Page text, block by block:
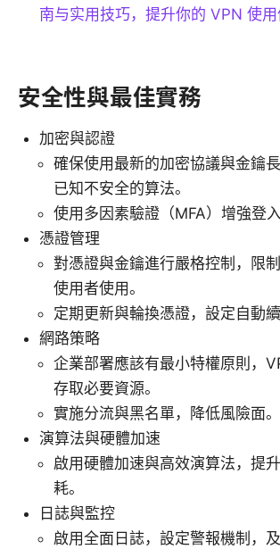
南与实用技巧，提升你的 VPN 使
安全性與最佳實務
加密與認證
確保使用最新的加密協議與金鑰
已知不安全的算法。
使用多因素驗證（MFA）增強登入
憑證管理
對憑證與金鑰進行嚴格控制，限
使用者使用。
定期更新與輪換憑證，設定自動續
網路策略
企業部署應該有最小特權原則，
存取必要資源。
實施分流與黑名單，降低風險面。
演算法與硬體加速
啟用硬體加速與高效演算法，提
耗。
日誌與監控
啟用全面日誌，設定警報機制，